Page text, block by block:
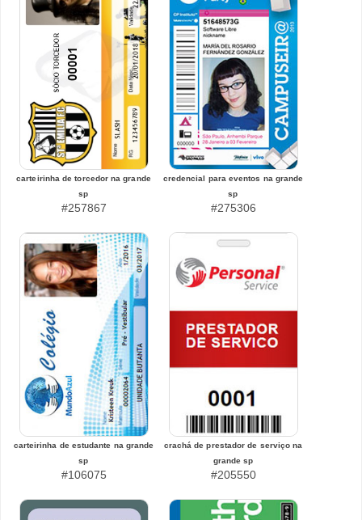
carteirinha de torcedor na grande
sp
#257867
credencial para eventos na grande
sp
#275306
carteirinha de estudante na grande
sp
#106075
crachá de prestador de serviço na
grande sp
#205550